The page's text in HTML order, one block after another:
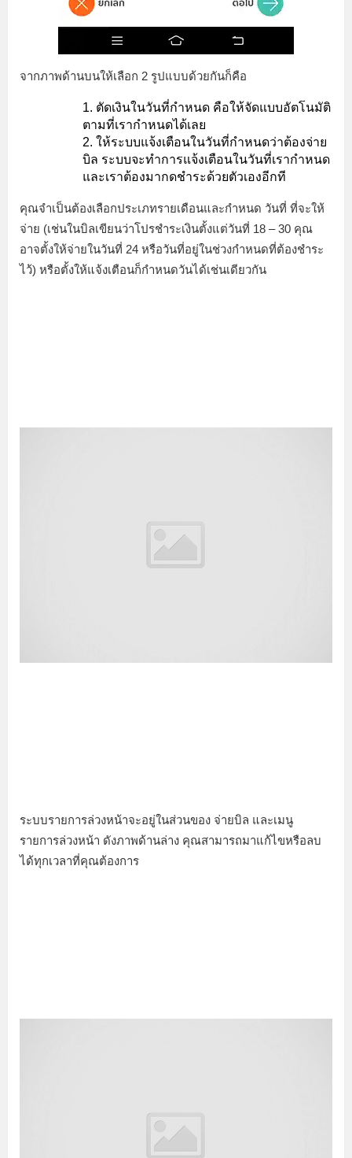
จากภาพด้านบนให้เลือก 2 รูปแบบด้วยกันก็คือ
ตัดเงินในวันที่กำหนด คือให้จัดแบบอัตโนมัติ
ตามที่เรากำหนดได้เลย
ให้ระบบแจ้งเตือนในวันที่กำหนดว่าต้องจ่าย
บิล ระบบจะทำการแจ้งเตือนในวันที่เรากำหนด
และเราต้องมากดชำระด้วยตัวเองอีกที
คุณจำเป็นต้องเลือกประเภทรายเดือนและกำหนด วันที่ ที่จะให้
จ่าย (เช่นในบิลเขียนว่าโปรชำระเงินตั้งแต่วันที่ 18 – 30 คุณ
อาจตั้งให้จ่ายในวันที่ 24 หรือวันที่อยู่ในช่วงกำหนดที่ต้องชำระ
ไว้) หรือตั้งให้แจ้งเตือนก็กำหนดวันได้เช่นเดียวกัน
ระบบรายการล่วงหน้าจะอยู่ในส่วนของ จ่ายบิล และเมนู
รายการล่วงหน้า ดังภาพด้านล่าง คุณสามารถมาแก้ไขหรือลบ
ได้ทุกเวลาที่คุณต้องการ